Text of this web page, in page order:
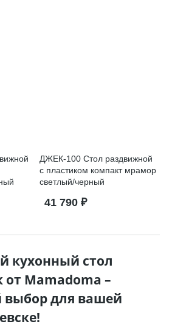
ДЖЕК-100 Стол раздвижной
с пластиком компакт мрамор
светлый/черный
41 790 ₽
кухонный стол
Mamadoma –
для вашей